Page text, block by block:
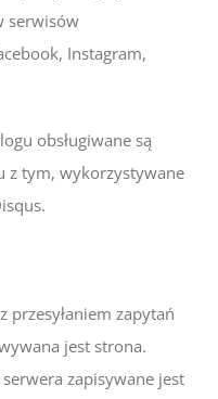
serwisów
Instagram,
obsługiwane są
z tym, wykorzystywane
przesyłaniem zapytań
jest strona.
zapisywane jest